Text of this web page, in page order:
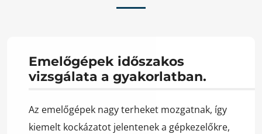
Emelőgépek időszakos
vizsgálata a gyakorlatban.
Az emelőgépek nagy terheket mozgatnak, így
kiemelt kockázatot jelentenek a gépkezelőkre,